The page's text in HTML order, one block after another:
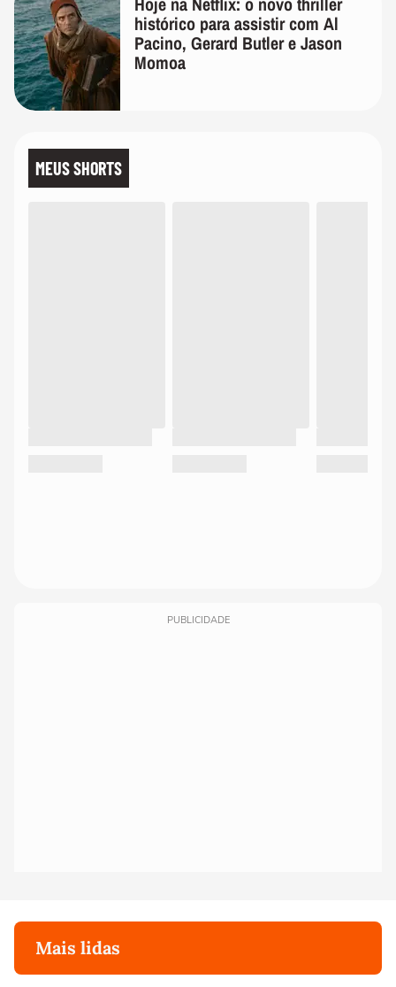
histórico para assistir com Al
Pacino, Gerard Butler e Jason
Momoa
MEUS SHORTS
PUBLICIDADE
Mais lidas